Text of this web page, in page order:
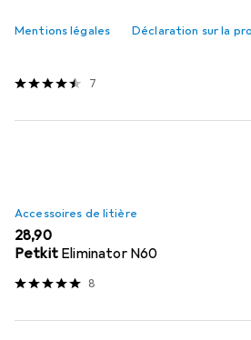
Mentions légales Déclaration sur la
EUR
14,74 à partir de 4 pièces
7
Accessoires de litière
EUR
28,90
Petkit Eliminator N60
8